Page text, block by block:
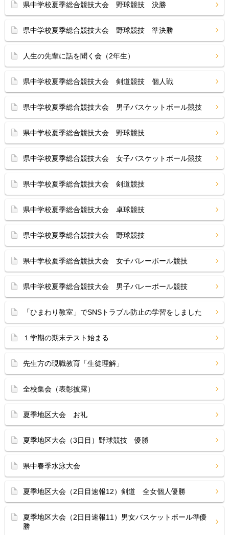
県中学校夏季総合競技大会 野球競技 決勝
県中学校夏季総合競技大会 野球競技 準決勝
人生の先輩に話を聞く会（2年生）
県中学校夏季総合競技大会 剣道競技 個人戦
県中学校夏季総合競技大会 男子バスケットボール競技
県中学校夏季総合競技大会 野球競技
県中学校夏季総合競技大会 女子バスケットボール競技
県中学校夏季総合競技大会 剣道競技
県中学校夏季総合競技大会 卓球競技
県中学校夏季総合競技大会 野球競技
県中学校夏季総合競技大会 女子バレーボール競技
県中学校夏季総合競技大会 男子バレーボール競技
「ひまわり教室」でSNSトラブル防止の学習をしました
１学期の期末テスト始まる
先生方の現職教育「生徒理解」
全校集会（表彰披露）
夏季地区大会 お礼
夏季地区大会（3日目）野球競技 優勝
県中春季水泳大会
夏季地区大会（2日目速報12）剣道 全女個人優勝
夏季地区大会（2日目速報11）男女バスケットボール準優
勝